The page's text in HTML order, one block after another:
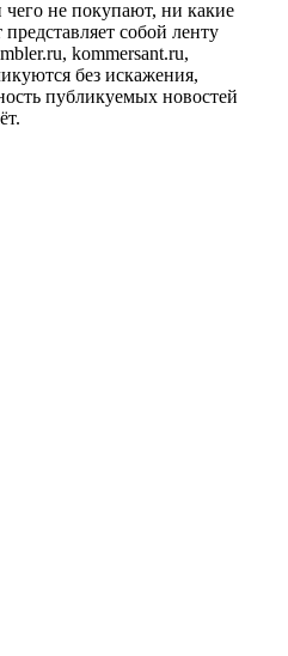
не покупают, ни какие
собой ленту
kommersant.ru,
без искажения,
публикуемых новостей